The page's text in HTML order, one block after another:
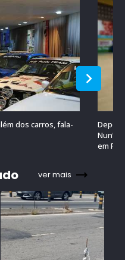
dos carros, fala-
em
ver mais